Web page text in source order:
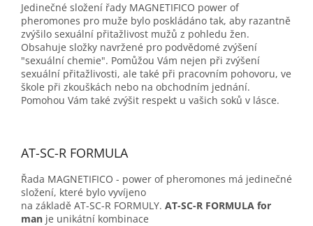
Jedinečné složení řady MAGNETIFICO power of
pheromones pro muže bylo poskládáno tak, aby razantně
zvýšilo sexuální přitažlivost mužů z pohledu žen.
Obsahuje složky navržené pro podvědomé zvýšení
"sexuální chemie". Pomůžou Vám nejen při zvýšení
sexuální přitažlivosti, ale také při pracovním pohovoru, ve
škole při zkouškách nebo na obchodním jednání.
Pomohou Vám také zvýšit respekt u vašich soků v lásce.
AT-SC-R FORMULA
Řada MAGNETIFICO - power of pheromones má jedinečné
složení, které bylo vyvíjeno
na základě AT-SC-R FORMULY. AT-SC-R FORMULA for
man je unikátní kombinace